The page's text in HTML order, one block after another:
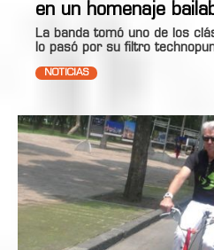
en un homenaje
La banda tomó uno de los
lo pasó por su filtro
NOTICIAS